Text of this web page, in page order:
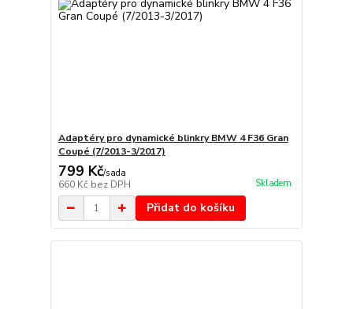
Adaptéry pro dynamické blinkry BMW 4 F36 Gran
Coupé (7/2013-3/2017)
799 Kč/sada
660 Kč bez DPH Skladem
Přidat do košíku